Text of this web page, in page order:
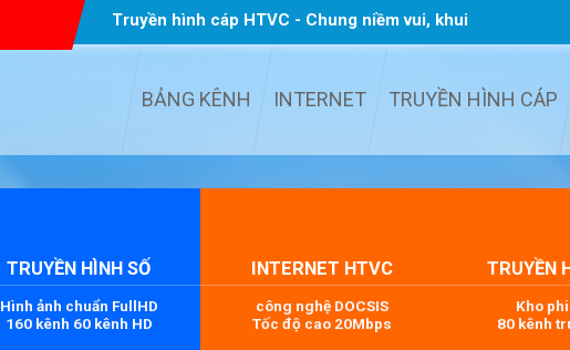
Truyền hình cáp HTVC - Chung niềm vui, khui
BẢNG KÊNH INTERNET TRUYỀN HÌNH CÁP
TRUYỀN HÌNH SỐ
Hình ảnh chuẩn FullHD
160 kênh 60 kênh HD
INTERNET HTVC
công nghệ DOCSIS
Tốc độ cao 20Mbps
TRUYỀN
Kho
80 kênh